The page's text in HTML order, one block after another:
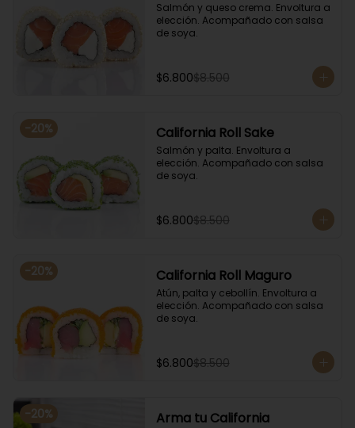
Salmón y queso crema. Envoltura a
elección. Acompañado con salsa
de soya.
$6.800$8.500
-20% California Roll Sake
Salmón y palta. Envoltura a
elección. Acompañado con salsa
de soya.
$6.800$8.500
-20% California Roll Maguro
Atún, palta y cebollín. Envoltura a
elección. Acompañado con salsa
de soya.
$6.800$8.500
-20% Arma tu California